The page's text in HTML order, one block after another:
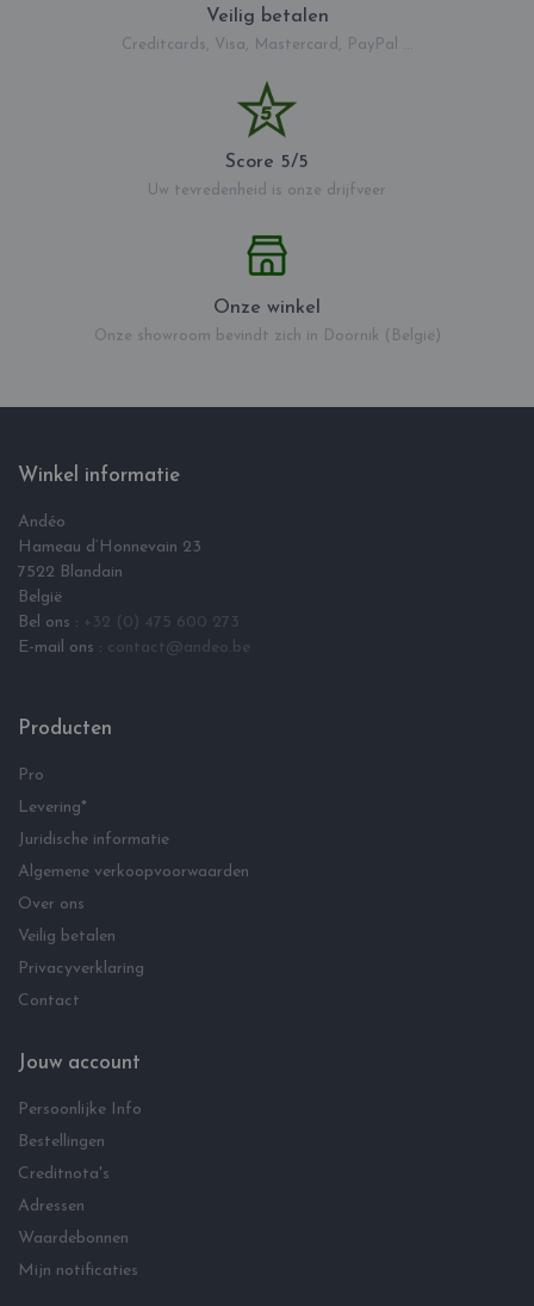
Veilig betalen
Creditcards, Visa, Mastercard, PayPal ...
Score 5/5
Uw tevredenheid is onze drijfveer
Onze winkel
Onze showroom bevindt zich in Doornik (België)
Winkel informatie
Andéo
Hameau d‘Honnevain 23
7522 Blandain
België
Bel ons : +32 (0) 475 600 273
E-mail ons : contact@andeo.be
Producten
Pro
Levering*
Juridische informatie
Algemene verkoopvoorwaarden
Over ons
Veilig betalen
Privacyverklaring
Contact
Jouw account
Persoonlijke Info
Bestellingen
Creditnota's
Adressen
Waardebonnen
Mijn notificaties